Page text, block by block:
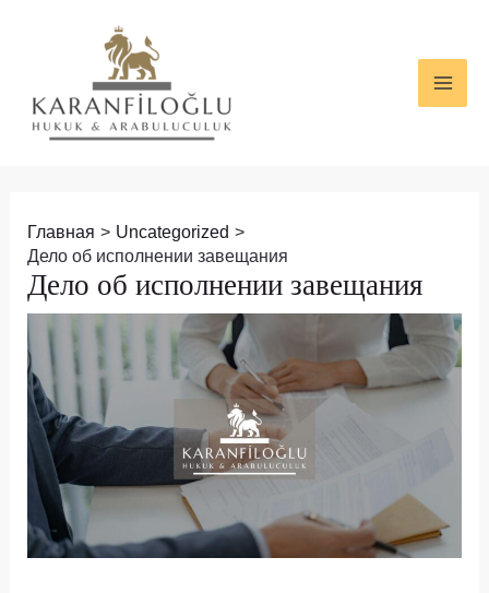
Главная
Uncategorized
Дело об исполнении завещания
Дело об исполнении завещания